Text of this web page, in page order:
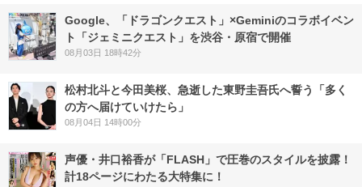
Google、「ドラゴンクエスト」×Geminiのコラボイベン
ト「ジェミニクエスト」を渋谷・原宿で開催
08月03日 18時42分
松村北斗と今田美桜、急逝した東野圭吾氏へ誓う「多く
の方へ届けていけたら」
08月04日 14時00分
声優・井口裕香が「FLASH」で圧巻のスタイルを披露！
計18ページにわたる大特集に！